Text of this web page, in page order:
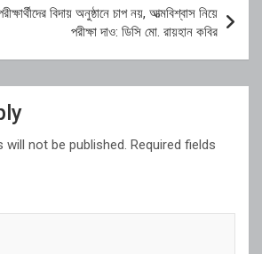
বিদায় অনুষ্ঠানে চাপ নয়, আত্মবিশ্বাস নিয়ে
পরীক্ষা দাও: ডিসি মো. রায়হান কবির
will not be published. Required fields